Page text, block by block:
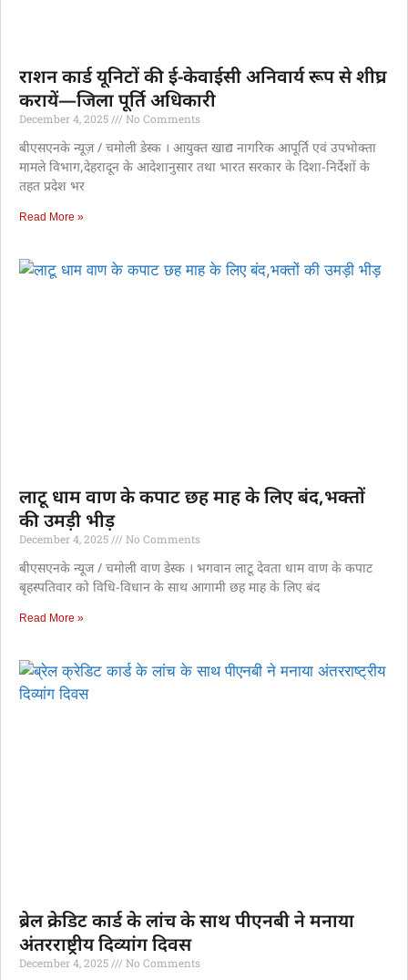
राशन कार्ड यूनिटों की ई-केवाईसी अनिवार्य रूप से शीघ्र
करायें—जिला पूर्ति अधिकारी
December 4, 2025 No Comments
बीएसएनके न्यूज़ / चमोली डेस्क । आयुक्त खाद्य नागरिक आपूर्ति एवं उपभोक्ता
मामले विभाग,देहरादून के आदेशानुसार तथा भारत सरकार के दिशा-निर्देशों के
तहत प्रदेश भर
Read More »
लाटू धाम वाण के कपाट छह माह के लिए बंद,भक्तों
की उमड़ी भीड़
December 4, 2025 No Comments
बीएसएनके न्यूज / चमोली वाण डेस्क । भगवान लाटू देवता धाम वाण के कपाट
बृहस्पतिवार को विधि-विधान के साथ आगामी छह माह के लिए बंद
Read More »
ब्रेल क्रेडिट कार्ड के लांच के साथ पीएनबी ने मनाया
अंतरराष्ट्रीय दिव्यांग दिवस
December 4, 2025 No Comments